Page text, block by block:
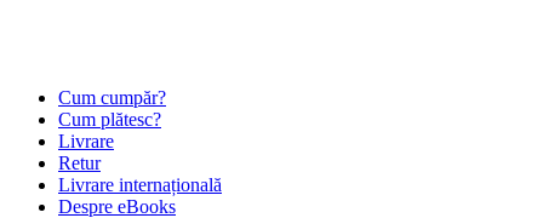
Cum cumpăr?
Cum plătesc?
Livrare
Retur
Livrare internațională
Despre eBooks